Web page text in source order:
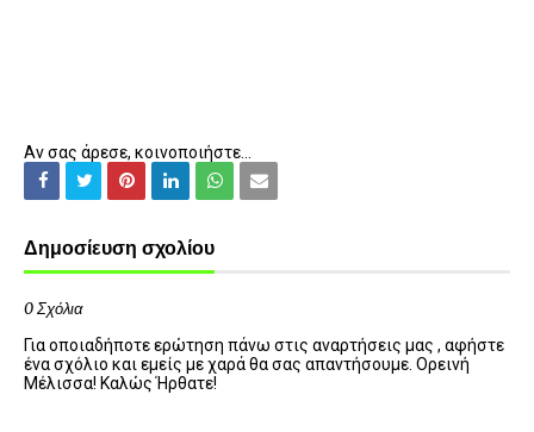
Αν σας άρεσε, κοινοποιήστε...
Δημοσίευση σχολίου
0 Σχόλια
Για οποιαδήποτε ερώτηση πάνω στις αναρτήσεις μας , αφήστε
ένα σχόλιο και εμείς με χαρά θα σας απαντήσουμε. Ορεινή
Μέλισσα! Καλώς Ήρθατε!